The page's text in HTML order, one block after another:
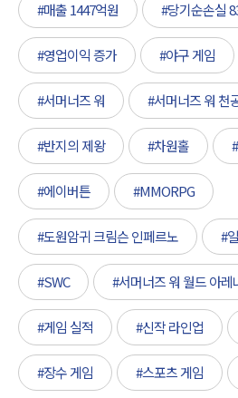
#매출 1447억원 #당기순손실
#영업이익 증가 #야구 게임
#서머너즈 워 #서머너즈 워 천
#반지의 제왕 #차원홀
#에이버튼 #MMORPG
#도원암귀 크림슨 인페르노 #
#SWC #서머너즈 워 월드 아레
#게임 실적 #신작 라인업
#장수 게임 #스포츠 게임